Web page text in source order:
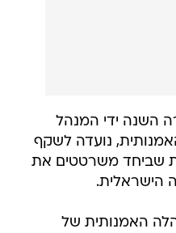
השנה ידי המנהל
נועדה לשקף
שביחד משרטטים את
הישראלית.
האמנותית של